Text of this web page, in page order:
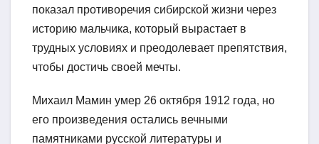
показал противоречия сибирской жизни через
историю мальчика, который вырастает в
трудных условиях и преодолевает препятствия,
чтобы достичь своей мечты.
Михаил Мамин умер 26 октября 1912 года, но
его произведения остались вечными
памятниками русской литературы и